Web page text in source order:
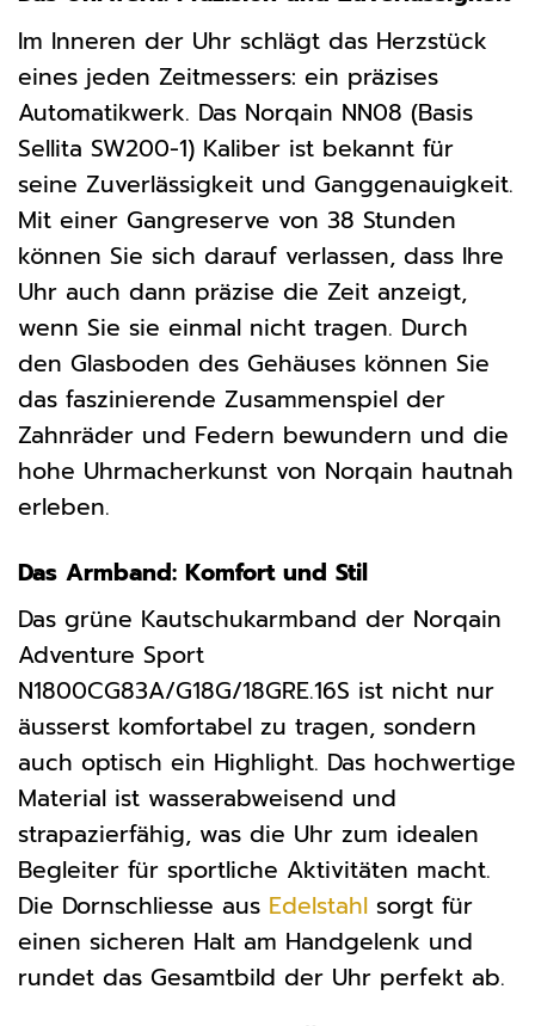
Im Inneren der Uhr schlägt das Herzstück
eines jeden Zeitmessers: ein präzises
Automatikwerk. Das Norqain NN08 (Basis
Sellita SW200-1) Kaliber ist bekannt für
seine Zuverlässigkeit und Ganggenauigkeit.
Mit einer Gangreserve von 38 Stunden
können Sie sich darauf verlassen, dass Ihre
Uhr auch dann präzise die Zeit anzeigt,
wenn Sie sie einmal nicht tragen. Durch
den Glasboden des Gehäuses können Sie
das faszinierende Zusammenspiel der
Zahnräder und Federn bewundern und die
hohe Uhrmacherkunst von Norqain hautnah
erleben.
Das Armband: Komfort und Stil
Das grüne Kautschukarmband der Norqain
Adventure Sport
N1800CG83A/G18G/18GRE.16S ist nicht nur
äusserst komfortabel zu tragen, sondern
auch optisch ein Highlight. Das hochwertige
Material ist wasserabweisend und
strapazierfähig, was die Uhr zum idealen
Begleiter für sportliche Aktivitäten macht.
Die Dornschliesse aus Edelstahl sorgt für
einen sicheren Halt am Handgelenk und
rundet das Gesamtbild der Uhr perfekt ab.